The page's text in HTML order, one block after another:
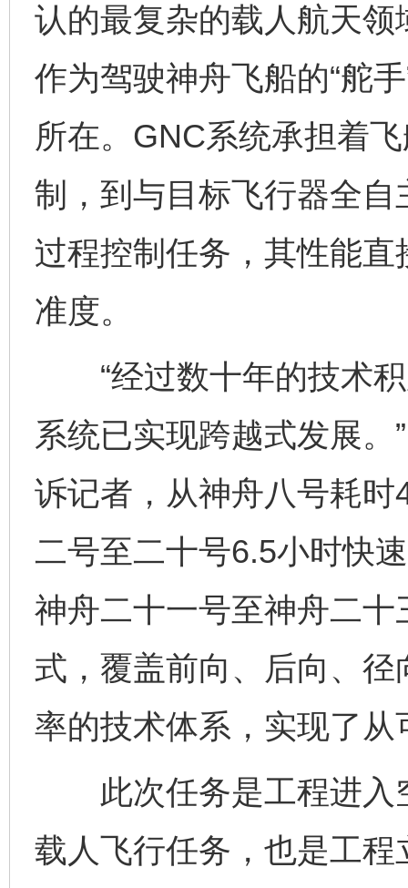
认的最复杂的载人航天
作为驾驶神舟飞船的“舵
所在。GNC系统承担着
制，到与目标飞行器全
过程控制任务，其性能
准度。
“经过数十年的技术积
系统已实现跨越式发展
诉记者，从神舟八号耗
二号至二十号6.5小时快
神舟二十一号至神舟二
式，覆盖前向、后向、
率的技术体系，实现了
此次任务是工程进入
载人飞行任务，也是工